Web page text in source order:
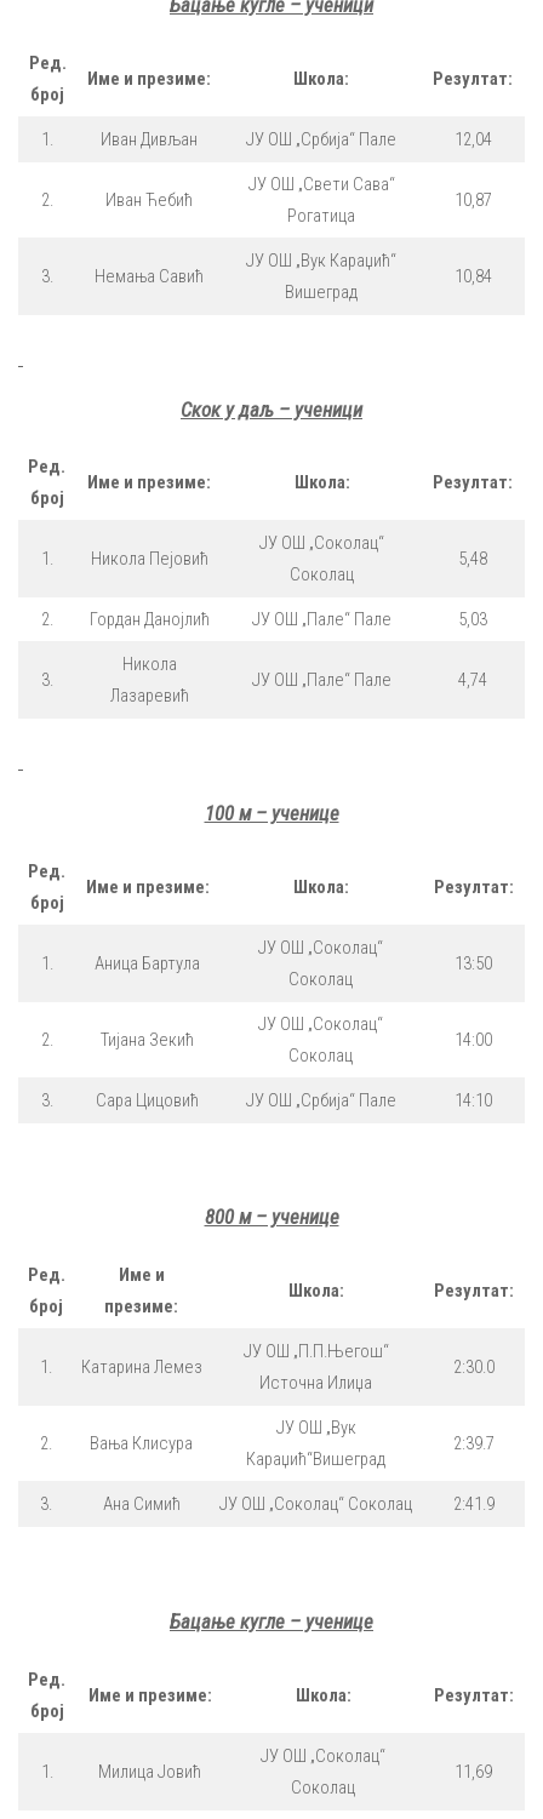
Бацање кугле – ученици
Ред.
број
Име и презиме: Школа: Резултат:
1. Иван Дивљан ЈУ ОШ „Србија“ Пале 12,04
2. Иван Ћебић
ЈУ ОШ „Свети Сава“
Рогатица
10,87
3. Немања Савић
ЈУ ОШ „Вук Караџић“
Вишеград
10,84
Скок у даљ – ученици
Ред.
број
Име и презиме: Школа: Резултат:
1. Никола Пејовић
ЈУ ОШ „Соколац“
Соколац
5,48
2. Гордан Данојлић ЈУ ОШ „Пале“ Пале 5,03
3.
Никола
Лазаревић
ЈУ ОШ „Пале“ Пале 4,74
100 м – ученице
Ред.
број
Име и презиме: Школа: Резултат:
1. Аница Бартула
ЈУ ОШ „Соколац“
Соколац
13:50
2. Тијана Зекић
ЈУ ОШ „Соколац“
Соколац
14:00
3. Сара Цицовић ЈУ ОШ „Србија“ Пале 14:10
800 м – ученице
Ред.
број
Име и
презиме:
Школа: Резултат:
1. Катарина Лемез
ЈУ ОШ „П.П.Његош“
Источна Илиџа
2:30.0
2. Вања Клисура
ЈУ ОШ „Вук
Караџић“Вишеград
2:39.7
3. Ана Симић ЈУ ОШ „Соколац“ Соколац 2:41.9
Бацање кугле – ученице
Ред.
број
Име и презиме: Школа: Резултат:
1. Милица Јовић
ЈУ ОШ „Соколац“
Соколац
11,69